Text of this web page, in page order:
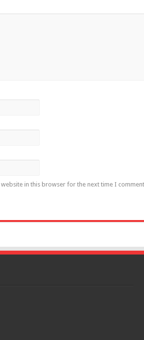
website in this browser for the next time I